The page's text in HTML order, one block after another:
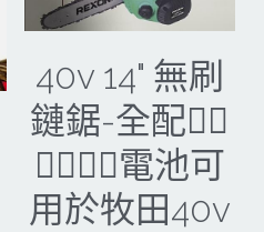
40v 14" 無刷
鏈鋸-全配🐕‍🦺
🐕‍🦺🐕‍🦺電池可
用於牧田40v